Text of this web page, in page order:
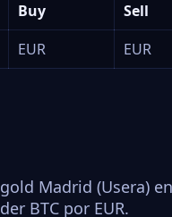
Buy
Sell
EUR EUR
Madrid (Usera)
BTC por EUR.